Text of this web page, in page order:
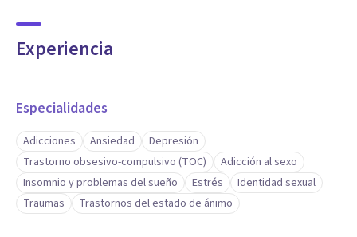
Experiencia
Especialidades
Adicciones Ansiedad
Depresión
Trastorno obsesivo-compulsivo (TOC)
Adicción al sexo
Insomnio y problemas del sueño
Estrés
Identidad sexual
Traumas
Trastornos del estado de ánimo